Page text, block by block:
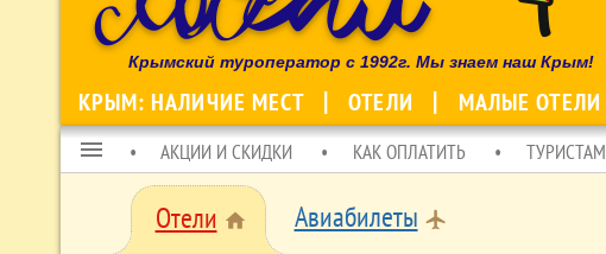
Крымский туроператор с 1992г. Мы знаем наш Крым!
КРЫМ: НАЛИЧИЕ МЕСТ ОТЕЛИ МАЛЫЕ ОТЕЛИ
menu АКЦИИ И СКИДКИ КАК ОПЛАТИТЬ ТУРИСТАМ
Отели home Авиабилеты local_airport